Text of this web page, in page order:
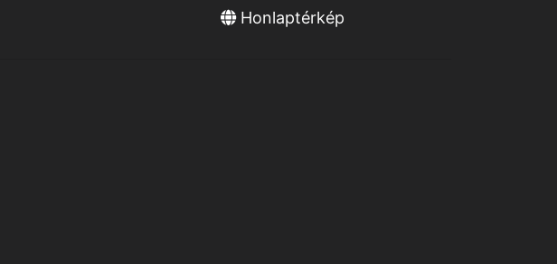
Honlaptérkép